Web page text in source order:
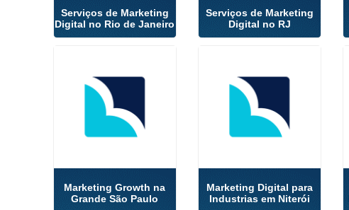
Serviços de Marketing
Digital no Rio de Janeiro
Serviços de Marketing
Digital no RJ
Marketing Growth na
Grande São Paulo
Marketing Digital para
Industrias em Niterói